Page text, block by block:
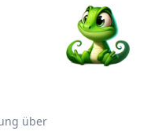
über